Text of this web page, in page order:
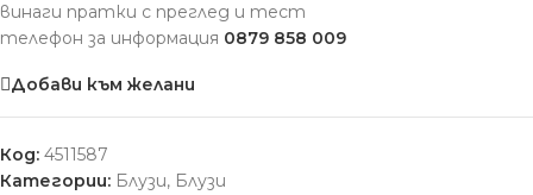
винаги пратки с преглед и тест
телефон за информация 0879 858 009
Добави към желани
Код: 4511587
Категории: Блузи, Блузи